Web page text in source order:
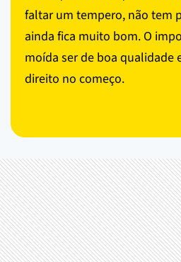
faltar um tempero, não tem
ainda fica muito bom. O
moída ser de boa qualidade
direito no começo.